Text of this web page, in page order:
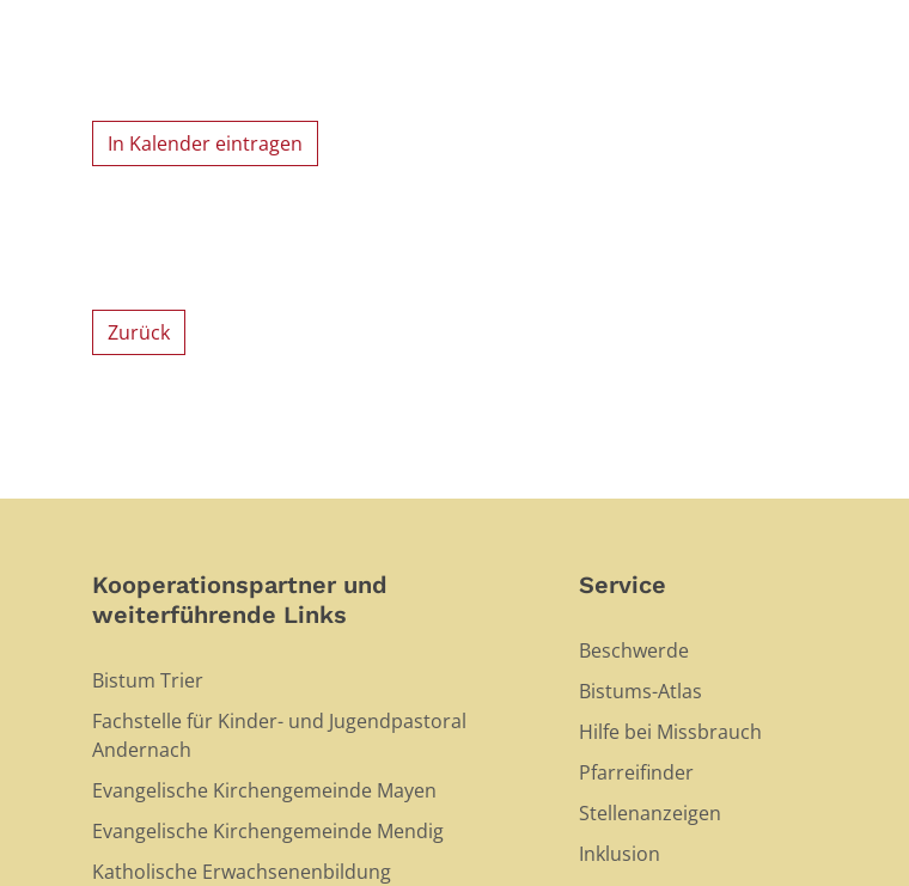
In Kalender eintragen
Zurück
Kooperationspartner und
weiterführende Links
Bistum Trier
Fachstelle für Kinder- und Jugendpastoral
Andernach
Evangelische Kirchengemeinde Mayen
Evangelische Kirchengemeinde Mendig
Katholische Erwachsenenbildung
Service
Beschwerde
Bistums-Atlas
Hilfe bei Missbrauch
Pfarreifinder
Stellenanzeigen
Inklusion